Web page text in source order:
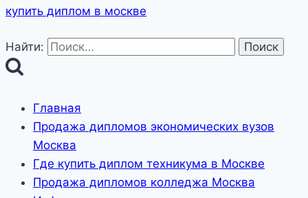
купить диплом в москве
Найти:
Главная
Продажа дипломов экономических вузов
Москва
Где купить диплом техникума в Москве
Продажа дипломов колледжа Москва